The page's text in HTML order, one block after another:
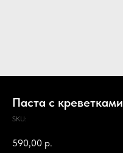
Паста с креветками
SKU:
590,00 р.